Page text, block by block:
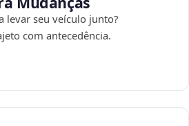
levar seu veículo junto?
com antecedência.